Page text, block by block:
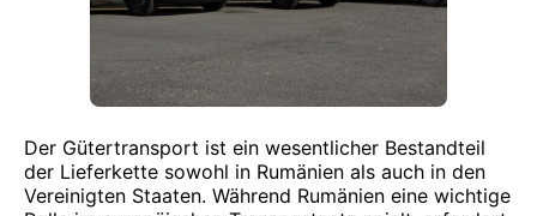
Der Gütertransport ist ein wesentlicher Bestandteil
der Lieferkette sowohl in Rumänien als auch in den
Vereinigten Staaten. Während Rumänien eine wichtige